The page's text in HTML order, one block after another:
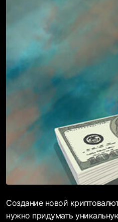
Создание новой
нужно придумать